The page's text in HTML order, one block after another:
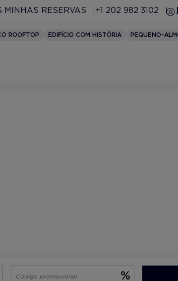
MINHAS RESERVAS +1 202 982 3102
ROOFTOP EDIFÍCIO COM HISTÓRIA
PEQUENO-